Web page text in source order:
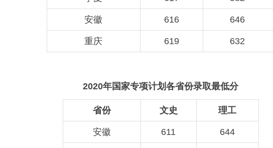
安徽 616 646
重庆 619 632
2020年国家专项计划各省份录取最低分
省份 文史 理工
安徽 611 644